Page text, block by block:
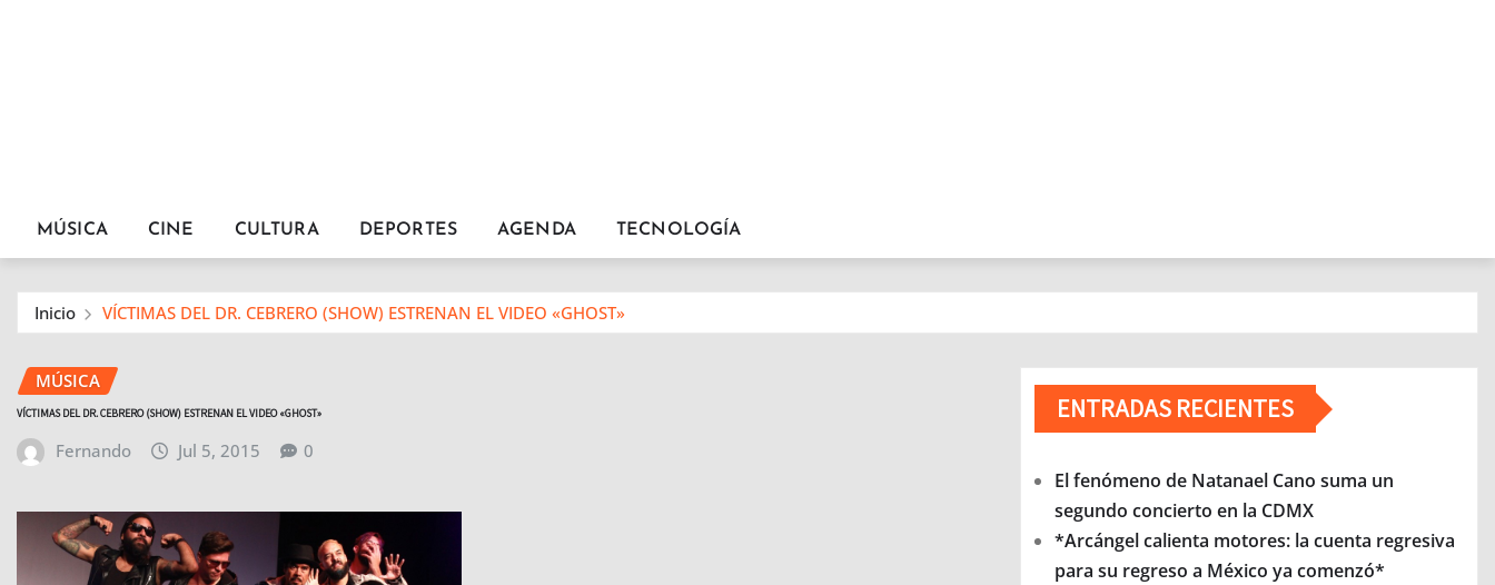
MÚSICA CINE CULTURA DEPORTES AGENDA TECNOLOGÍA
Inicio VÍCTIMAS DEL DR. CEBRERO (SHOW) ESTRENAN EL VIDEO «GHOST»
MÚSICA
VÍCTIMAS DEL DR. CEBRERO (SHOW) ESTRENAN EL VIDEO «GHOST»
Fernando Jul 5, 2015 0
ENTRADAS RECIENTES
El fenómeno de Natanael Cano suma un
segundo concierto en la CDMX
*Arcángel calienta motores: la cuenta regresiva
para su regreso a México ya comenzó*